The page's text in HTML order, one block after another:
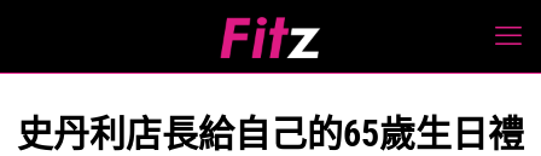
史丹利店長給自己的65歲生日禮